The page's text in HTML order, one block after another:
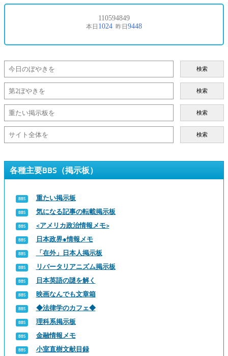
検索
検索
検索
検索
各種主要BBS（掲示板）
重たい掲示板
気になる記事の転載掲示板
<アメリカ政治情報メモ>
日本政界●情報メモ
「在外」日本人掲示板
リバータリアニズム掲示板
日本英語の謎を解く
映画なんでも文章箱
◆法律学のカフェ◆
理科系掲示板
金融情報メモ
小室直樹文献目録